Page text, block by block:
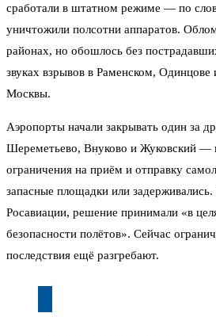
сработали в штатном режиме — по
уничтожили полсотни аппаратов.
районах, но обошлось без
звуках взрывов в Раменском, Одинцове
Москвы.
Аэропорты начали закрывать один за
Шереметьево, Внуково и Жуковский —
ограничения на приём и отправку
запасные площадки или
Росавиации, решение принимали «в
безопасности полётов». Сейчас
последствия ещё разгребают.